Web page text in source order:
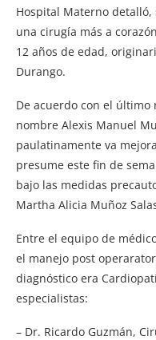
Hospital Materno
una cirugía más a
12 años de edad,
Durango.
De acuerdo con el
nombre Alexis Manuel
paulatinamente va
presume este fin de
bajo las medidas
Martha Alicia Muñoz
Entre el equipo de
el manejo post
diagnóstico era
especialistas:
– Dr. Ricardo Guzmán,